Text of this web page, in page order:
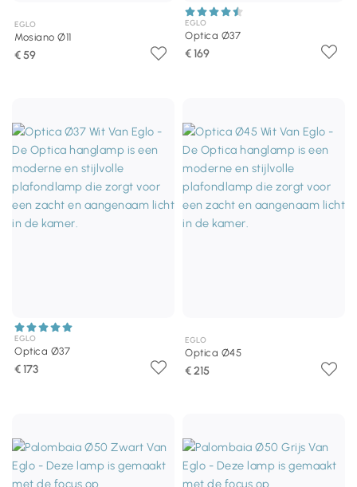
EGLO
Mosiano Ø11
€ 59
EGLO
Optica Ø37
€ 169
EGLO
Optica Ø37
€ 173
EGLO
Optica Ø45
€ 215